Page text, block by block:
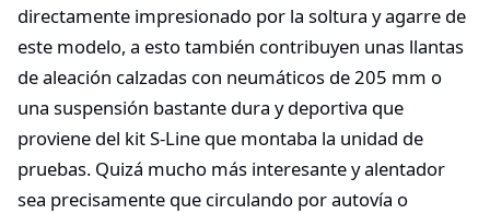
directamente impresionado por la soltura y agarre de
este modelo, a esto también contribuyen unas llantas
de aleación calzadas con neumáticos de 205 mm o
una suspensión bastante dura y deportiva que
proviene del kit S-Line que montaba la unidad de
pruebas. Quizá mucho más interesante y alentador
sea precisamente que circulando por autovía o